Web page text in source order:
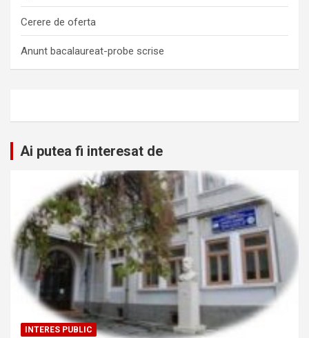
Cerere de oferta
Anunt bacalaureat-probe scrise
Ai putea fi interesat de
INTERES PUBLIC